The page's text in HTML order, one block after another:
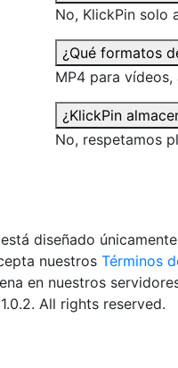
No, KlickPin solo
¿Qué formatos
MP4 para vídeos,
¿KlickPin
No, respetamos
diseñado
nuestros Términos
en nuestros
1.0.2. All rights reserved.